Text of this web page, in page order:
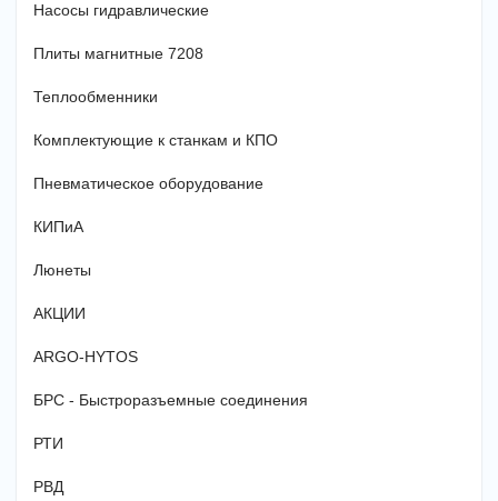
Насосы гидравлические
Плиты магнитные 7208
Теплообменники
Комплектующие к станкам и КПО
Пневматическое оборудование
КИПиА
Люнеты
АКЦИИ
ARGO-HYTOS
БРС - Быстроразъемные соединения
РТИ
РВД